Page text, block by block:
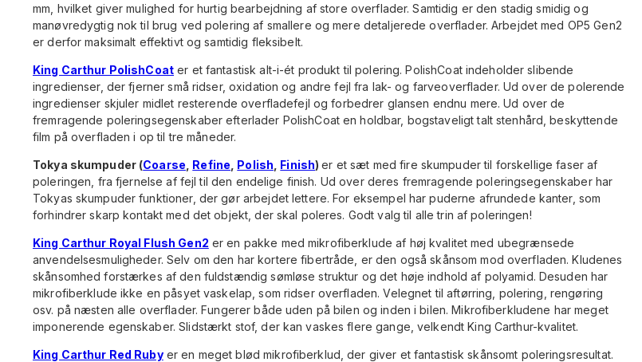
mm, hvilket giver mulighed for hurtig bearbejdning af store overflader. Samtidig er den stadig smidig og
manøvredygtig nok til brug ved polering af smallere og mere detaljerede overflader. Arbejdet med OP5 Gen2
er derfor maksimalt effektivt og samtidig fleksibelt.
King Carthur PolishCoat er et fantastisk alt-i-ét produkt til polering. PolishCoat indeholder slibende
ingredienser, der fjerner små ridser, oxidation og andre fejl fra lak- og farveoverflader. Ud over de polerende
ingredienser skjuler midlet resterende overfladefejl og forbedrer glansen endnu mere. Ud over de
fremragende poleringsegenskaber efterlader PolishCoat en holdbar, bogstaveligt talt stenhård, beskyttende
film på overfladen i op til tre måneder.
Tokya skumpuder (Coarse Refine Polish Finish)er et sæt med fire skumpuder til forskellige faser af
poleringen, fra fjernelse af fejl til den endelige finish. Ud over deres fremragende poleringsegenskaber har
Tokyas skumpuder funktioner, der gør arbejdet lettere. For eksempel har puderne afrundede kanter, som
forhindrer skarp kontakt med det objekt, der skal poleres. Godt valg til alle trin af poleringen!
King Carthur Royal Flush Gen2 er en pakke med mikrofiberklude af høj kvalitet med ubegrænsede
anvendelsesmuligheder. Selv om den har kortere fibertråde, er den også skånsom mod overfladen. Kludenes
skånsomhed forstærkes af den fuldstændig sømløse struktur og det høje indhold af polyamid. Desuden har
mikrofiberklude ikke en påsyet vaskelap, som ridser overfladen. Velegnet til aftørring, polering, rengøring
osv. på næsten alle overflader. Fungerer både uden på bilen og inden i bilen. Mikrofiberkludene har meget
imponerende egenskaber. Slidstærkt stof, der kan vaskes flere gange, velkendt King Carthur-kvalitet.
King Carthur Red Rubyer en meget blød mikrofiberklud, der giver et fantastisk skånsomt poleringsresultat.